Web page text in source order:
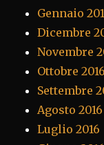
Gennaio
Dicembre
Novembre
Ottobre 2016
Settembre
Agosto 2016
Luglio 2016